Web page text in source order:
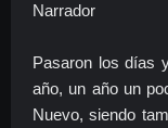
Narrador
Pasaron los días
año, un año un
Nuevo, siendo